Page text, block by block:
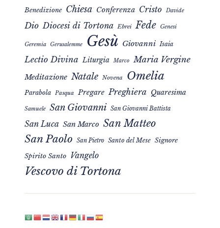
Benedizione Chiesa Conferenza Cristo Davide
Dio Diocesi di Tortona Ebrei Fede Genesi
Geremia Gerusalemme Gesù Giovanni Isaia
Lectio Divina Liturgia Marco Maria Vergine
Meditazione Natale Novena Omelia
Parabola Pasqua Pregare Preghiera Quaresima
Samuele San Giovanni San Giovanni Battista
San Luca San Marco San Matteo
San Paolo San Pietro Santo del Mese Signore
Spirito Santo Vangelo
Vescovo di Tortona